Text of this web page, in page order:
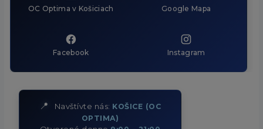
OC Optima v Košiciach Google Mapa
Facebook Instagram
📍 Navštívte nás: KOŠICE (OC
OPTIMA)